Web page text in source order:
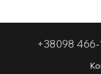
+38098